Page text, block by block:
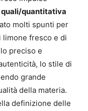
quantitativa
molti spunti per
fresco e di
preciso e
lo stile di
grande
della materia.
definizione delle